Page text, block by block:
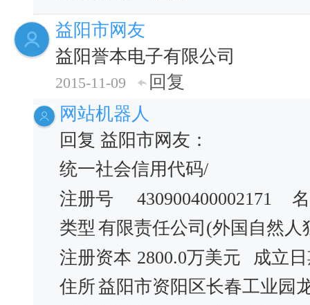
益阳市网友
益阳誉本电子有限公司
2015-11-09
回复
网站机器人
回复 益阳市网友：
统一社会信用代码/
注册号
430900400002171
类型 有限责任公司(外国自然人
注册资本 2800.0万美元
成立
住所益阳市资阳区长春工业园